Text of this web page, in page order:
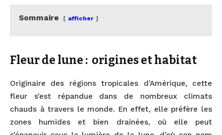
Sommaire afficher
Fleur de lune : origines et habitat
Originaire des régions tropicales d’Amérique, cette
fleur s’est répandue dans de nombreux climats
chauds à travers le monde. En effet, elle préfère les
zones humides et bien drainées, où elle peut